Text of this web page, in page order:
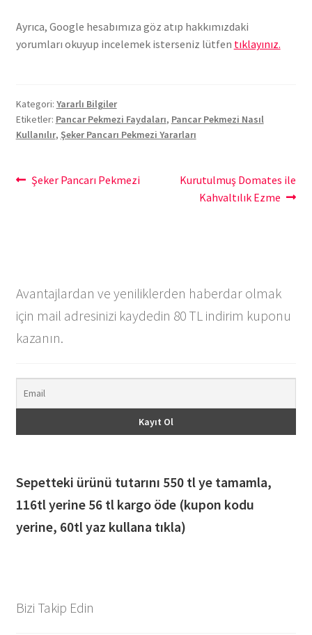
Ayrıca, Google hesabımıza göz atıp hakkımızdaki
yorumları okuyup incelemek isterseniz lütfen tıklayınız.
Kategori: Yararlı Bilgiler
Etiketler: Pancar Pekmezi Faydaları, Pancar Pekmezi Nasıl
Kullanılır, Şeker Pancarı Pekmezi Yararları
YazıÖnceki
Şeker Pancarı Pekmezi
Sonraki
yazı:
Kurutulmuş Domates ile
Kahvaltılık Ezme
Avantajlardan ve yeniliklerden haberdar olmak
için mail adresinizi kaydedin 80 TL indirim kuponu
kazanın.
Sepetteki ürünü tutarını 550 tl ye tamamla,
116tl yerine 56 tl kargo öde (kupon kodu
yerine, 60tl yaz kullana tıkla)
Bizi Takip Edin